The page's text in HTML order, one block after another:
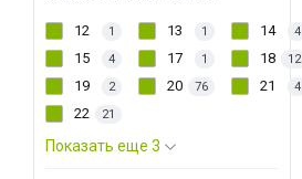
12 1 13 1 14 4
15 4 17 1 18 12
19 2 20 76 21 4
22 21
Показать еще 3